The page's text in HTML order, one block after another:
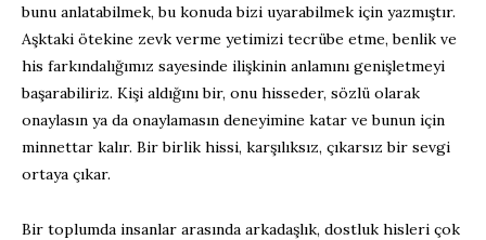
bunu anlatabilmek, bu konuda bizi uyarabilmek için yazmıştır.
Aşktaki ötekine zevk verme yetimizi tecrübe etme, benlik ve
his farkındalığımız sayesinde ilişkinin anlamını genişletmeyi
başarabiliriz. Kişi aldığını bir, onu hisseder, sözlü olarak
onaylasın ya da onaylamasın deneyimine katar ve bunun için
minnettar kalır. Bir birlik hissi, karşılıksız, çıkarsız bir sevgi
ortaya çıkar.
Bir toplumda insanlar arasında arkadaşlık, dostluk hisleri çok